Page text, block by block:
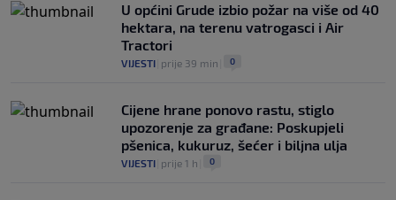
U općini Grude izbio požar na više od 40
hektara, na terenu vatrogasci i Air
Tractori
VIJESTI prije 39 min 0
Cijene hrane ponovo rastu, stiglo
upozorenje za građane: Poskupjeli
pšenica, kukuruz, šećer i biljna ulja
VIJESTI prije 1 h 0